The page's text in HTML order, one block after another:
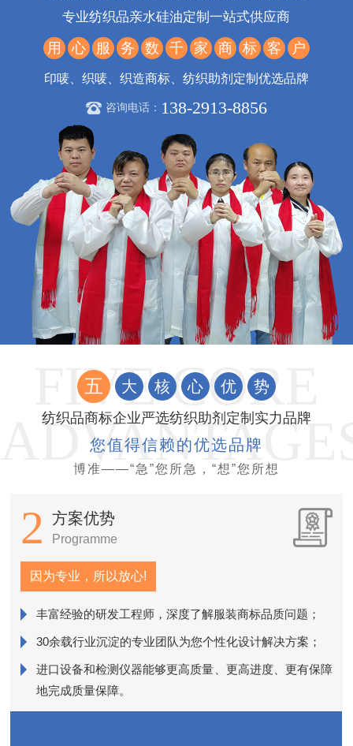
专业纺织品亲水硅油定制一站式供应商
用 心 服 务 数 千 家 商 标 客 户
印唛、织唛、织造商标、纺织助剂定制优选品牌
咨询电话： 138-2913-8856
五 大 核 心 优 势
纺织品商标企业严选纺织助剂定制实力品牌
您值得信赖的优选品牌
博准——“急”您所急，“想”您所想
2 方案优势
Programme
因为专业，所以放心!
丰富经验的研发工程师，深度了解服装商标品质问题；
30余载行业沉淀的专业团队为您个性化设计解决方案；
进口设备和检测仪器能够更高质量、更高进度、更有保障
地完成质量保障。